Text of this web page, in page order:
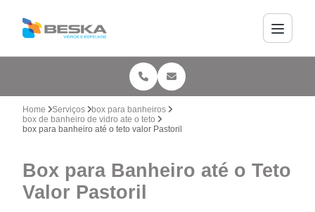
Home Serviços
box para banheiros
box de banheiro de vidro ate o teto
box para banheiro até o teto valor Pastoril
Box para Banheiro até o Teto
Valor Pastoril